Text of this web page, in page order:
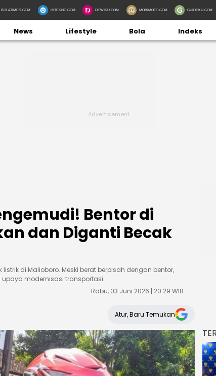
BOLATIMES.COM HITEKNO.COM DEWIKU.COM MOBIMOTO.COM GUIDEKU.COM
News Lifestyle Bola Indeks
Bentor di
dan Diganti Becak
di Malioboro. Meski berat berpisah dengan bentor,
modernisasi transportasi.
Rabu, 03 Juni 2026 | 20:29 WIB
Atur, Baru Temukan